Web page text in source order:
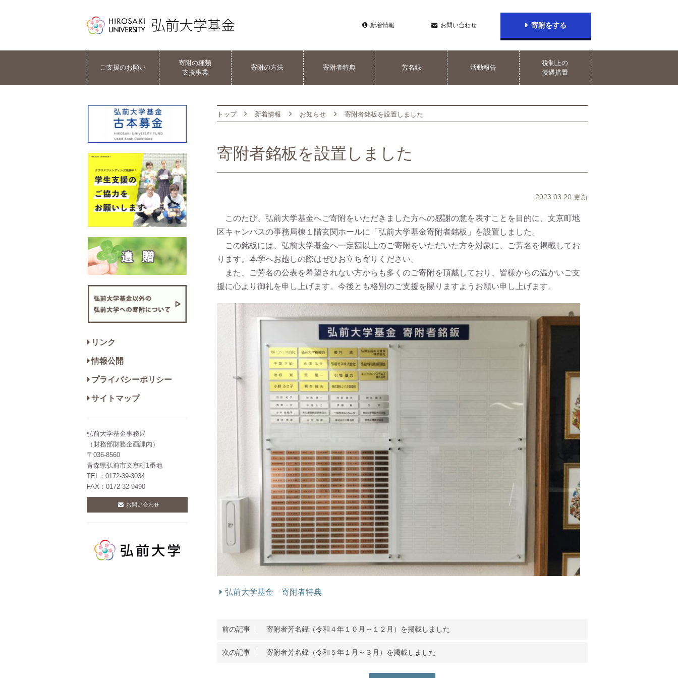
新着情報 お問い合わせ 寄附をする
ご支援のお願い
寄附の種類
支援事業
寄附の方法 寄附者特典 芳名録 活動報告
税制上の
優遇措置
トップ 新着情報 お知らせ 寄附者銘板を設置しました
寄附者銘板を設置しました
2023.03.20 更新
このたび、弘前大学基金へご寄附をいただきました方への感謝の意を表すことを目的に、文京町地
区キャンパスの事務局棟１階玄関ホールに「弘前大学基金寄附者銘板」を設置しました。
この銘板には、弘前大学基金へ一定額以上のご寄附をいただいた方を対象に、ご芳名を掲載してお
ります。本学へお越しの際はぜひお立ち寄りください。
また、ご芳名の公表を希望されない方からも多くのご寄附を頂戴しており、皆様からの温かいご支
援に心より御礼を申し上げます。今後とも格別のご支援を賜りますようお願い申し上げます。
弘前大学基金 寄附者特典
前の記事 寄附者芳名録（令和４年１０月～１２月）を掲載しました
次の記事 寄附者芳名録（令和５年１月～３月）を掲載しました
リンク
情報公開
プライバシーポリシー
サイトマップ
弘前大学基金事務局
（財務部財務企画課内）
〒036-8560
青森県弘前市文京町1番地
TEL：0172-39-3034
FAX：0172-32-9490
お問い合わせ